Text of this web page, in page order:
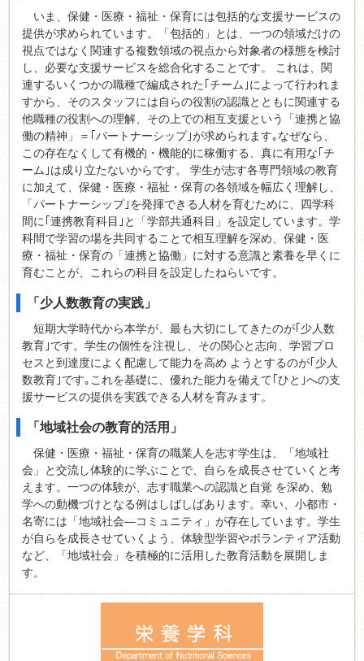
いま、保健・医療・福祉・保育には包括的な支援サービスの
提供が求められています。「包括的」とは、一つの領域だけの
視点ではなく関連する複数領域の視点から対象者の様態を検討
し、必要な支援サービスを総合化することです。 これは、関
連するいくつかの職種で編成された｢チーム｣によって行われま
すから、そのスタッフには自らの役割の認識とともに関連する
他職種の役割への理解、その上での相互支援という「連携と協
働の精神」＝｢パートナーシップ｣が求められます｡なぜなら、
この存在なくして有機的・機能的に稼働する、真に有用な｢チ
ーム｣は成り立たないからです。 学生が志す各専門領域の教育
に加えて、保健・医療・福祉・保育の各領域を幅広く理解し、
「パートナーシップ｣を発揮できる人材を育むために、四学科
間に｢連携教育科目｣と「学部共通科目」を設定しています。学
科間で学習の場を共同することで相互理解を深め、保健・医
療・福祉・保育の「連携と協働」に対する意識と素養を早くに
育むことが、これらの科目を設定したねらいです。
「少人数教育の実践」
短期大学時代から本学が、最も大切にしてきたのが｢少人数
教育｣です。学生の個性を注視し、その関心と志向、学習プロ
セスと到達度によく配慮して能力を高め ようとするのが｢少人
数教育｣です｡これを基礎に、優れた能力を備えて｢ひと｣への支
援サービスの提供を実践できる人材を育みます。
「地域社会の教育的活用」
保健・医療・福祉・保育の職業人を志す学生は、「地域社
会」と交流し体験的に学ぶことで、自らを成長させていくと考
えます。一つの体験が、志す職業への認識と自覚 を深め、勉
学への動機づけとなる例はしばしばあります。幸い、小都市・
名寄には「地域社会―コミュニティ」が存在しています。学生
が自らを成長させていくよう、体験型学習やボランティア活動
など、「地域社会」を積極的に活用した教育活動を展開しま
す。